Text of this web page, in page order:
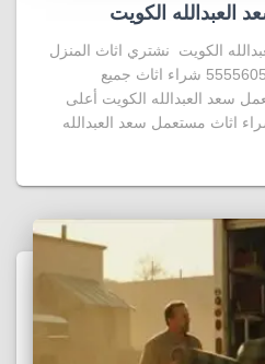
الكويت
الكويت نشتري اثاث المنزل
و المكتب و وحدات تكييف 55556052 شراء اثاث جميع
سعد العبدالله الكويت أعلى
اثاث مستعمل سعد العبدالله